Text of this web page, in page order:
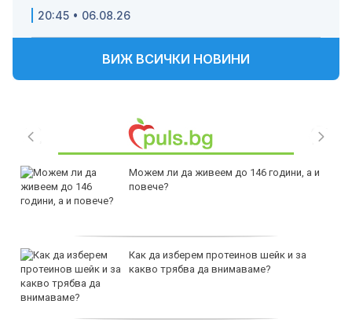
20:45 • 06.08.26
ВИЖ ВСИЧКИ НОВИНИ
Можем ли да живеем до 146 години, а и
повече?
Как да изберем протеинов шейк и за
какво трябва да внимаваме?